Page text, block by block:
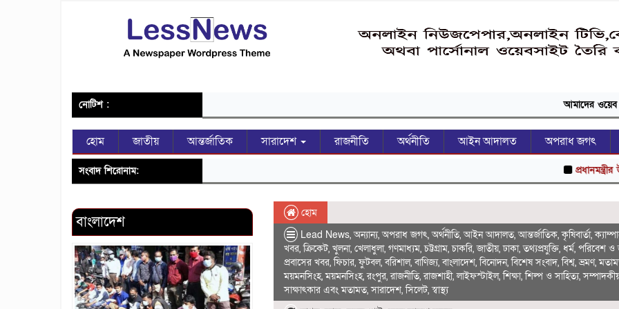
নোটিশ : আমাদের ওয়েব সাইটে
হোম জাতীয় আন্তর্জাতিক সারাদেশ রাজনীতি অর্থনীতি আইন আদালত অপরাধ জগৎ
সংবাদ শিরোনাম: প্রধানমন্ত্রীর উদ্দেশে
বাংলাদেশ
হোম
Lead News,অন্যান্য,অপরাধ জগৎ,অর্থনীতি,আইন আদালত,আন্তর্জাতিক,কৃষিবার্তা,
খবর,ক্রিকেট, খুলনা, খেলাধুলা, গণমাধ্যম,চট্টগ্রাম,চাকরি,জাতীয়,ঢাকা,তথ্যপ্রযুক্তি, ধর্ম, পরিবেশ ও
প্রবাসের খবর,ফিচার,ফুটবল,বরিশাল,বাণিজ্য,বাংলাদেশ,বিনোদন,বিশেষ সংবাদ,বিশ্ব,ভ্রমণ,
ময়মনসিংহ,ময়মনসিংহ,রংপুর,রাজনীতি,রাজশাহী,লাইফস্টাইল,শিক্ষা,শিল্প ও সাহিত্য,
সাক্ষাৎকার এবং মতামত,সারাদেশ,সিলেট,স্বাস্থ্য